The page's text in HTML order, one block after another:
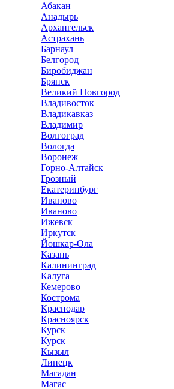
Абакан
Анадырь
Архангельск
Астрахань
Барнаул
Белгород
Биробиджан
Брянск
Великий Новгород
Владивосток
Владикавказ
Владимир
Волгоград
Вологда
Воронеж
Горно-Алтайск
Грозный
Екатеринбург
Иваново
Иваново
Ижевск
Иркутск
Йошкар-Ола
Казань
Калининград
Калуга
Кемерово
Кострома
Краснодар
Красноярск
Курск
Курск
Кызыл
Липецк
Магадан
Магас